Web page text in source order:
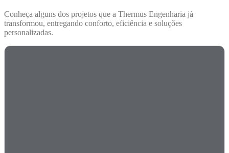
Conheça alguns dos projetos que a Thermus Engenharia já
transformou, entregando conforto, eficiência e soluções
personalizadas.